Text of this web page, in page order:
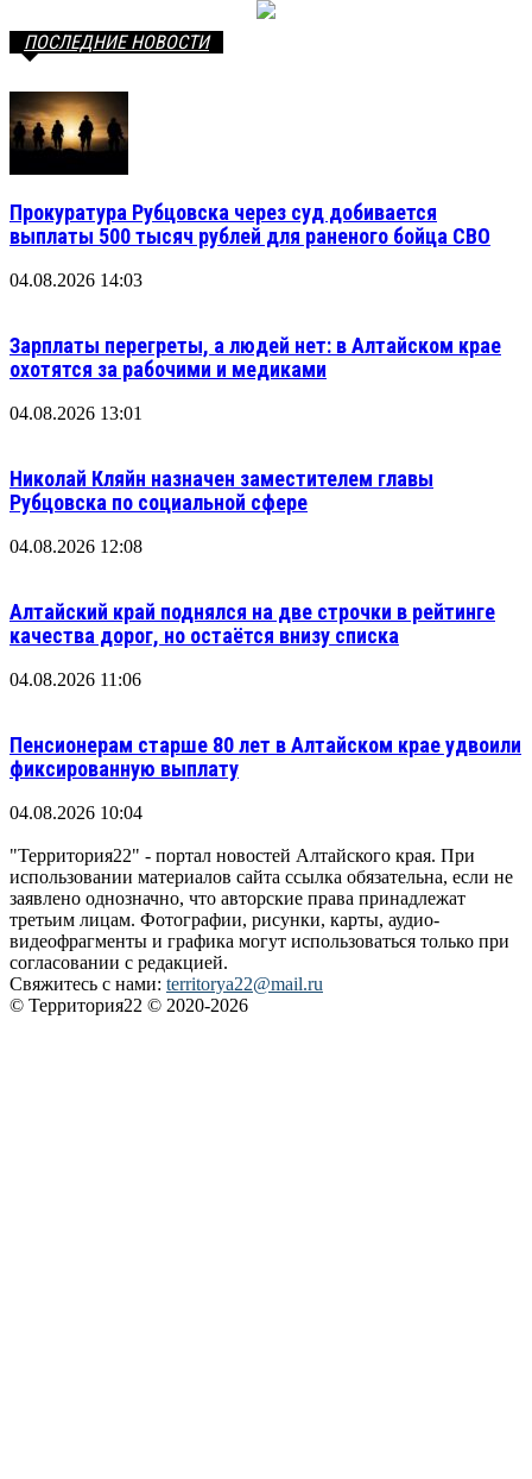
ПОСЛЕДНИЕ НОВОСТИ
Прокуратура Рубцовска через суд добивается
выплаты 500 тысяч рублей для раненого бойца СВО
04.08.2026 14:03
Зарплаты перегреты, а людей нет: в Алтайском крае
охотятся за рабочими и медиками
04.08.2026 13:01
Николай Кляйн назначен заместителем главы
Рубцовска по социальной сфере
04.08.2026 12:08
Алтайский край поднялся на две строчки в рейтинге
качества дорог, но остаётся внизу списка
04.08.2026 11:06
Пенсионерам старше 80 лет в Алтайском крае удвоили
фиксированную выплату
04.08.2026 10:04
"Территория22" - портал новостей Алтайского края. При
использовании материалов сайта ссылка обязательна, если не
заявлено однозначно, что авторские права принадлежат
третьим лицам. Фотографии, рисунки, карты, аудио-
видеофрагменты и графика могут использоваться только при
согласовании с редакцией.
Свяжитесь с нами: territorya22@mail.ru
© Территория22 © 2020-2026